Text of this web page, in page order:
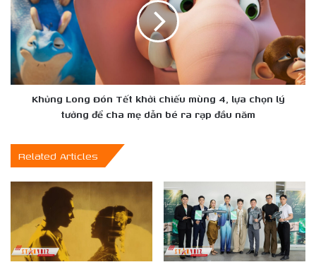
ta
có
đôi"
Tết
khởi
chiếu
mùng
lựa
để
cha
mẹ
dẫn
bé
rạp
đầu
năm
Khủng Long Đón Tết khởi chiếu mùng 4, lựa chọn lý
tưởng để cha mẹ dẫn bé ra rạp đầu năm
Related Articles